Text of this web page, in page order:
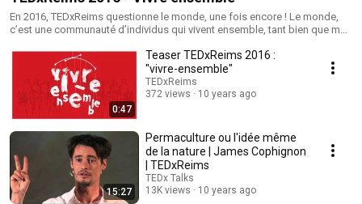
En 2016, TEDxReims questionne le monde, une fois encore ! Le monde,
c’est une communauté d’individus qui vivent ensemble, tant bien que mal,
volontés côtoient les mauvaises, il y a ceux qui font, ceux qui refusent,
ceux qui avancent et ceux qui hésitent. Il y a du grand et du petit, du plus
et du moins. TEDxReims, c’est avant tout un regard fasciné et vibrant qui
observe cet ensemble. Pour l’édition 2016, nous avons souhaité vous
inviter à rencontrer certains de ceux qui agissent et veulent changer la
façon dont, ensemble, nous vivons le monde.
0:47
Teaser TEDxReims 2016 :
"vivre-ensemble"
TEDxReims
372 views
10 years ago
15:27
Permaculture ou l'idée même
de la nature | James Cophignon
| TEDxReims
TEDx Talks
13K views
10 years ago